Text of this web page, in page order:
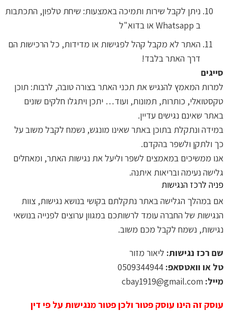
ניתן לקבל שירות ותמיכה באמצעות: שיחת טלפון, התכתבות
ב Whatsapp או בדוא"ל
האתר לא מקבל קהל לפגישות או מדידות, כל הרכישות הם
דרך האתר בלבד!
סייגים
למרות המאמץ להנגיש את תכני האתר בצורה טובה, לרבות: תוכן
טקסטואלי, כותרות, תמונות, ועוד… יתכן ויתגלו חלקים שונים
באתר שאינם נגישים עדיין.
במידה ונתקלת בתוכן באתר שאינו מונגש, נשמח לקבל משוב על
כך ולתקן ולשפר בהקדם.
אנו ממשיכים במאמצים לשפר וליעל את נגישות האתר, ומאחלים
גלישה נעימה ובריאות איתנה.
פניה לרכז הנגישות
אם במהלך הגלישה באתר נתקלתם בקושי בנושא נגישות, צוות
הנגישות של החברה עומד לרשותכם במגוון ערוצים לפנייה בנושאי
נגישות, נשמח לקבל מכם משוב.
שם רכז נגישות: ליאור מזור
טל או וואטסאפ:
מייל:
עוסק זה הינו עוסק פטור ולכן פטור מנגישות על פי דין